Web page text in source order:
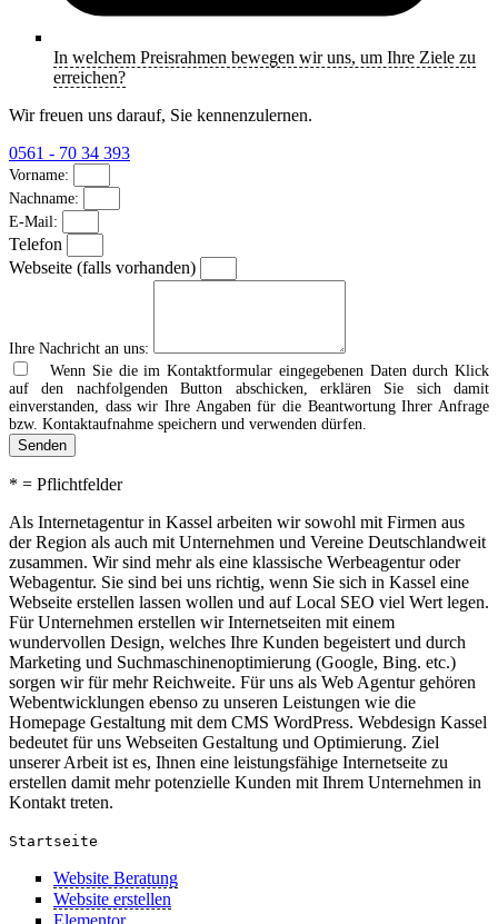
In welchem Preisrahmen bewegen wir uns, um Ihre Ziele zu
erreichen?
Wir freuen uns darauf, Sie kennenzulernen.
0561 - 70 34 393
Vorname:
Nachname:
E-Mail:
Telefon
Webseite (falls vorhanden)
Ihre Nachricht an uns:
Wenn Sie die im Kontaktformular eingegebenen Daten durch Klick
auf den nachfolgenden Button abschicken, erklären Sie sich damit
einverstanden, dass wir Ihre Angaben für die Beantwortung Ihrer Anfrage
bzw. Kontaktaufnahme speichern und verwenden dürfen.
Senden
* = Pflichtfelder
Als Internetagentur in Kassel arbeiten wir sowohl mit Firmen aus
der Region als auch mit Unternehmen und Vereine Deutschlandweit
zusammen. Wir sind mehr als eine klassische Werbeagentur oder
Webagentur. Sie sind bei uns richtig, wenn Sie sich in Kassel eine
Webseite erstellen lassen wollen und auf Local SEO viel Wert legen.
Für Unternehmen erstellen wir Internetseiten mit einem
wundervollen Design, welches Ihre Kunden begeistert und durch
Marketing und Suchmaschinenoptimierung (Google, Bing. etc.)
sorgen wir für mehr Reichweite. Für uns als Web Agentur gehören
Webentwicklungen ebenso zu unseren Leistungen wie die
Homepage Gestaltung mit dem CMS WordPress. Webdesign Kassel
bedeutet für uns Webseiten Gestaltung und Optimierung. Ziel
unserer Arbeit ist es, Ihnen eine leistungsfähige Internetseite zu
erstellen damit mehr potenzielle Kunden mit Ihrem Unternehmen in
Kontakt treten.
Startseite
Website Beratung
Website erstellen
Elementor